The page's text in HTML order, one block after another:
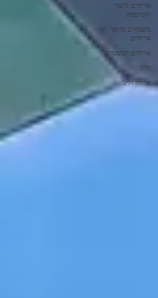
אריחים לחצר
ולמרפסת
משטחים מחופי
אריחים
אריחים למשטח
זליג'
אריחי זליג'